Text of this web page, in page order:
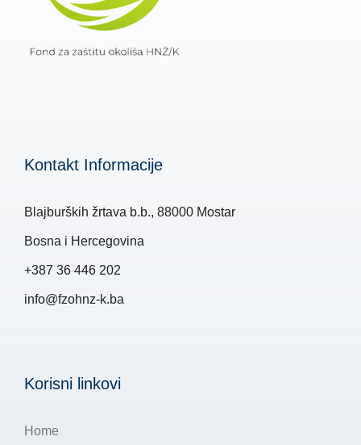
Kontakt Informacije
Blajburških žrtava b.b., 88000 Mostar
Bosna i Hercegovina
+387 36 446 202
info@fzohnz-k.ba
Korisni linkovi
Home